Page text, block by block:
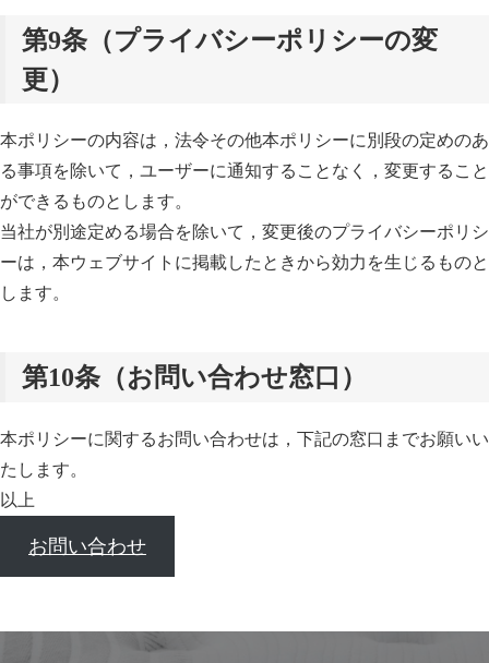
第9条（プライバシーポリシーの変
更）
本ポリシーの内容は，法令その他本ポリシーに別段の定めのあ
る事項を除いて，ユーザーに通知することなく，変更すること
ができるものとします。
当社が別途定める場合を除いて，変更後のプライバシーポリシ
ーは，本ウェブサイトに掲載したときから効力を生じるものと
します。
第10条（お問い合わせ窓口）
本ポリシーに関するお問い合わせは，下記の窓口までお願いい
たします。
以上
お問い合わせ